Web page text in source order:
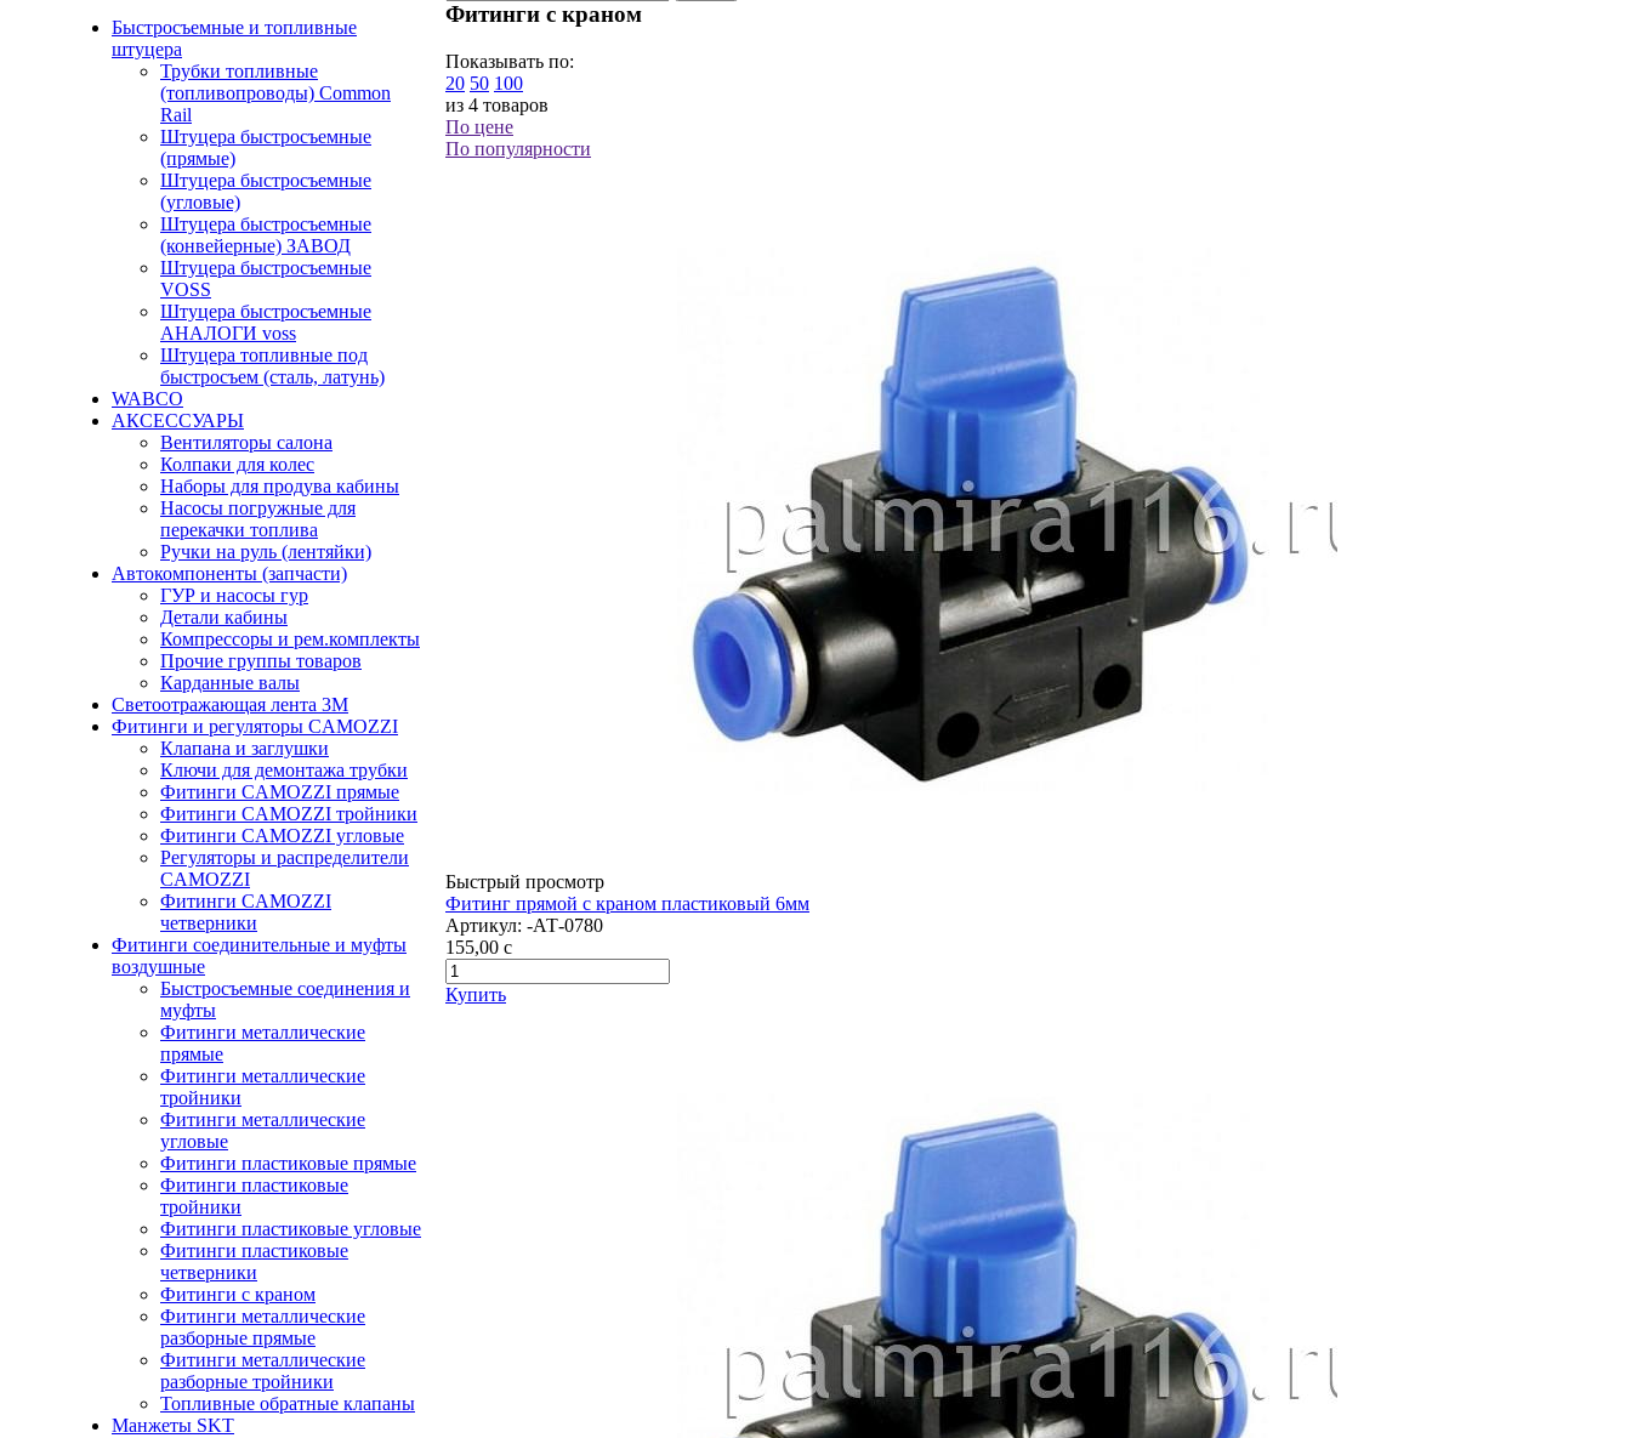
Быстросъемные и топливные
штуцера
Трубки топливные
(топливопроводы) Common
Rail
Штуцера быстросъемные
(прямые)
Штуцера быстросъемные
(угловые)
Штуцера быстросъемные
(конвейерные) ЗАВОД
Штуцера быстросъемные
VOSS
Штуцера быстросъемные
АНАЛОГИ voss
Штуцера топливные под
быстросъем (сталь, латунь)
WABCO
АКСЕССУАРЫ
Вентиляторы салона
Колпаки для колес
Наборы для продува кабины
Насосы погружные для
перекачки топлива
Ручки на руль (лентяйки)
Автокомпоненты (запчасти)
ГУР и насосы гур
Детали кабины
Компрессоры и рем.комплекты
Прочие группы товаров
Карданные валы
Светоотражающая лента 3М
Фитинги и регуляторы CAMOZZI
Клапана и заглушки
Ключи для демонтажа трубки
Фитинги CAMOZZI прямые
Фитинги CAMOZZI тройники
Фитинги CAMOZZI угловые
Регуляторы и распределители
CAMOZZI
Фитинги CAMOZZI
четверники
Фитинги соединительные и муфты
воздушные
Быстросъемные соединения и
муфты
Фитинги металлические
прямые
Фитинги металлические
тройники
Фитинги металлические
угловые
Фитинги пластиковые прямые
Фитинги пластиковые
тройники
Фитинги пластиковые угловые
Фитинги пластиковые
четверники
Фитинги с краном
Фитинги металлические
разборные прямые
Фитинги металлические
разборные тройники
Топливные обратные клапаны
Манжеты SKT
Фитинги с краном
Показывать по:
20 50 100
из 4 товаров
По цене
По популярности
Быстрый просмотр
Фитинг прямой с краном пластиковый 6мм
Артикул: -АТ-0780
155,00 c
Купить